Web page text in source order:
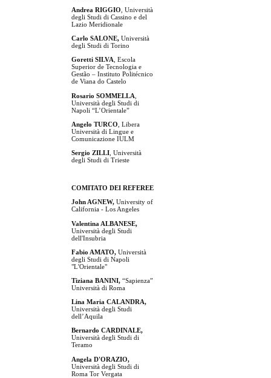
Andrea RIGGIO , Università
degli Studi di Cassino e del
Lazio Meridionale
Carlo SALONE, Università
degli Studi di Torino
Goretti SILVA , Escola
Superior de Tecnologia e
Gestão – Instituto Politécnico
de Viana do Castelo
Rosario SOMMELLA
Università degli Studi di
Napoli “L’Orientale”
Angelo TURCO , Libera
Università di Lingue e
Comunicazione IULM
Sergio ZILLI , Università
degli Studi di Trieste
COMITATO DEI REFEREE
John AGNEW, University of
California - Los Angeles
Valentina ALBANESE,
Università degli Studi
dell'Insubria
Fabio AMATO, Università
degli Studi di Napoli
"L'Orientale"
Tiziana BANINI, “Sapienza”
Università di Roma
Lina Maria CALANDRA,
Università degli Studi
dell’Aquila
Bernardo CARDINALE,
Università degli Studi di
Teramo
Angela D'ORAZIO,
Università degli Studi di
Roma Tor Vergata